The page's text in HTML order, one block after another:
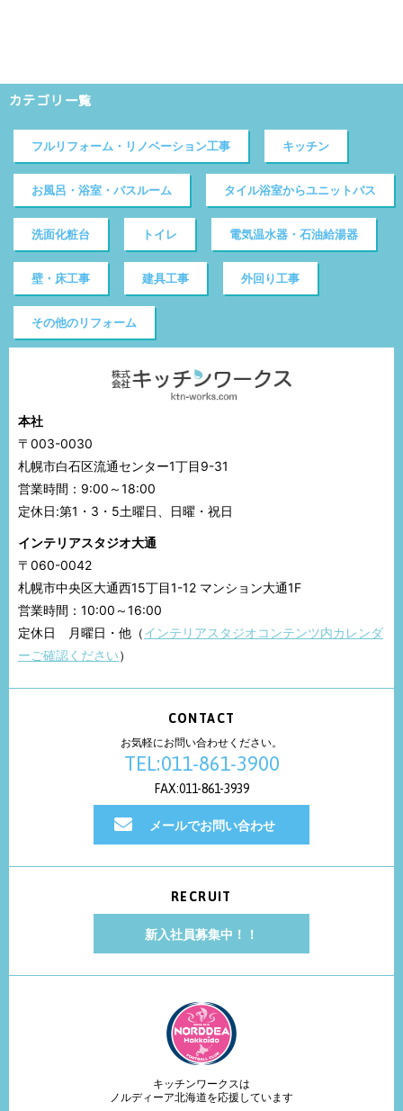
カテゴリ一覧
フルリフォーム・リノベーション工事 キッチン
お風呂・浴室・バスルーム タイル浴室からユニットバス
洗面化粧台 トイレ 電気温水器・石油給湯器
壁・床工事 建具工事 外回り工事
その他のリフォーム
本社
〒003-0030
札幌市白石区流通センター1丁目9-31
営業時間：9:00～18:00
定休日:第1・3・5土曜日、日曜・祝日
インテリアスタジオ大通
〒060-0042
札幌市中央区大通西15丁目1-12 マンション大通1F
営業時間：10:00～16:00
定休日 月曜日・他（インテリアスタジオコンテンツ内カレンダ
ーご確認ください）
CONTACT
お気軽にお問い合わせください。
TEL:011-861-3900
FAX:011-861-3939
メールでお問い合わせ
RECRUIT
新入社員募集中！！
キッチンワークスは
ノルディーア北海道を応援しています